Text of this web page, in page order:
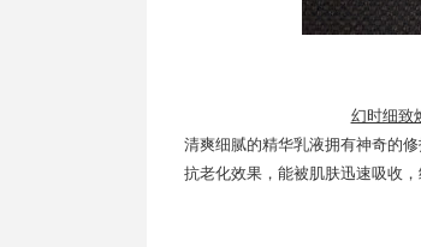
幻时细致
清爽细腻的精华乳液拥有神奇的
抗老化效果，能被肌肤迅速吸收